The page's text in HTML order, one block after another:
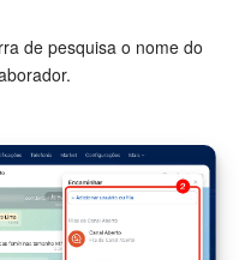
de pesquisa o nome do